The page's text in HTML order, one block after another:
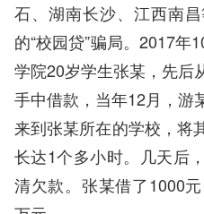
石、湖南长沙、江西南
的“校园贷”骗局。2017年
学院20岁学生张某，先后
手中借款，当年12月，游
来到张某所在的学校，将
长达1个多小时。几天后
清欠款。张某借了1000